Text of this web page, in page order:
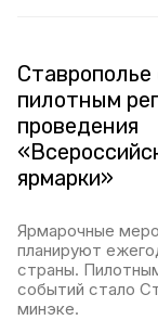
Ставрополье
пилотным
проведения
ярмарки»
Ярмарочные
планируют
страны.
событий стало
минэке.